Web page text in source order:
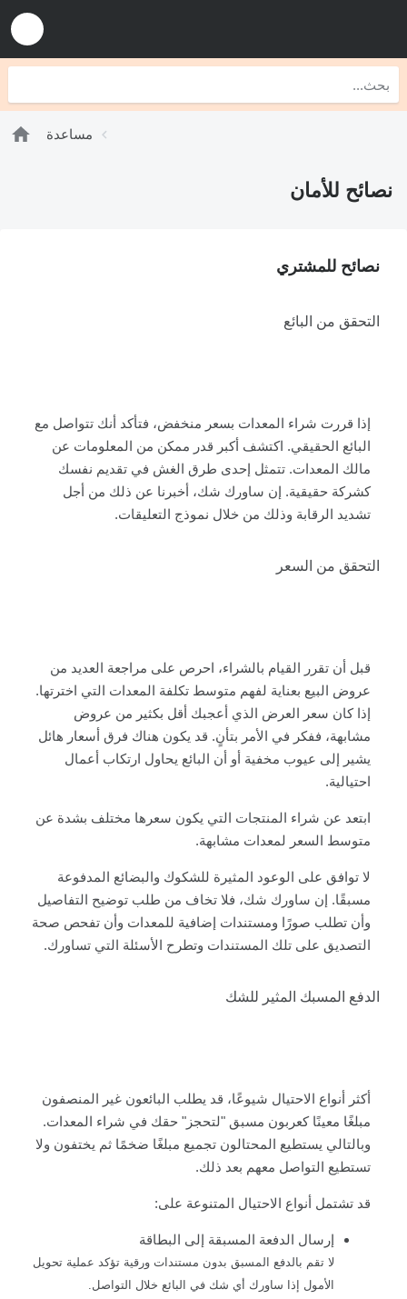
مساعدة
نصائح للأمان
نصائح للمشتري
التحقق من البائع
إذا قررت شراء المعدات بسعر منخفض، فتأكد أنك تتواصل مع
البائع الحقيقي. اكتشف أكبر قدر ممكن من المعلومات عن
مالك المعدات. تتمثل إحدى طرق الغش في تقديم نفسك
كشركة حقيقية. إن ساورك شك، أخبرنا عن ذلك من أجل
تشديد الرقابة وذلك من خلال نموذج التعليقات.
التحقق من السعر
قبل أن تقرر القيام بالشراء، احرص على مراجعة العديد من
عروض البيع بعناية لفهم متوسط تكلفة المعدات التي اخترتها.
إذا كان سعر العرض الذي أعجبك أقل بكثير من عروض
مشابهة، ففكر في الأمر بتأنٍ. قد يكون هناك فرق أسعار هائل
يشير إلى عيوب مخفية أو أن البائع يحاول ارتكاب أعمال
احتيالية.
ابتعد عن شراء المنتجات التي يكون سعرها مختلف بشدة عن
متوسط السعر لمعدات مشابهة.
لا توافق على الوعود المثيرة للشكوك والبضائع المدفوعة
مسبقًا. إن ساورك شك، فلا تخاف من طلب توضيح التفاصيل
وأن تطلب صورًا ومستندات إضافية للمعدات وأن تفحص صحة
التصديق على تلك المستندات وتطرح الأسئلة التي تساورك.
الدفع المسبك المثير للشك
أكثر أنواع الاحتيال شيوعًا، قد يطلب البائعون غير المنصفون
مبلغًا معينًا كعربون مسبق "لتحجز" حقك في شراء المعدات.
وبالتالي يستطيع المحتالون تجميع مبلغًا ضخمًا ثم يختفون ولا
تستطيع التواصل معهم بعد ذلك.
قد تشتمل أنواع الاحتيال المتنوعة على:
إرسال الدفعة المسبقة إلى البطاقة
لا تقم بالدفع المسبق بدون مستندات ورقية تؤكد عملية تحويل
الأمول إذا ساورك أي شك في البائع خلال التواصل.